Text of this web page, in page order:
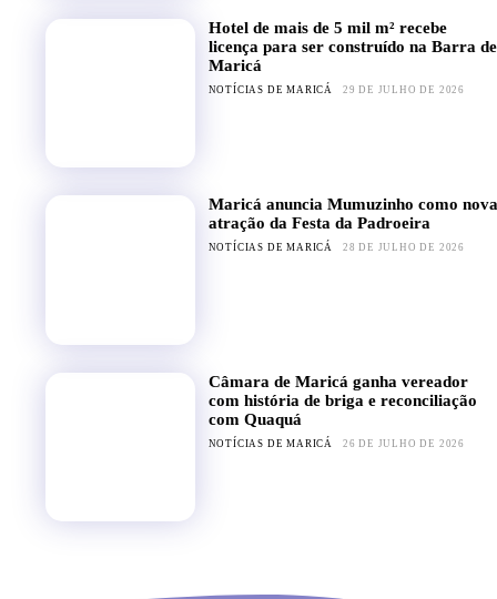
Hotel de mais de 5 mil m² recebe
licença para ser construído na Barra de
Maricá
NOTÍCIAS DE MARICÁ 29 DE JULHO DE 2026
Maricá anuncia Mumuzinho como nova
atração da Festa da Padroeira
NOTÍCIAS DE MARICÁ 28 DE JULHO DE 2026
Câmara de Maricá ganha vereador
com história de briga e reconciliação
com Quaquá
NOTÍCIAS DE MARICÁ 26 DE JULHO DE 2026